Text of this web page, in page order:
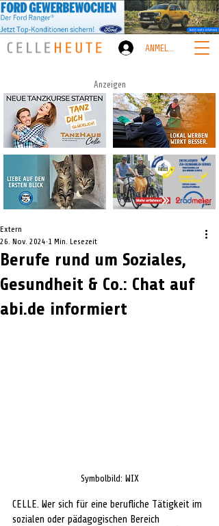
ANMELDEN
Anzeigen
Berufe rund um Soziales,
Gesundheit & Co.: Chat auf
abi.de informiert
Extern
26. Nov. 2024 1 Min. Lesezeit
Symbolbild: WIX
CELLE. Wer sich für eine berufliche Tätigkeit im
sozialen oder pädagogischen Bereich